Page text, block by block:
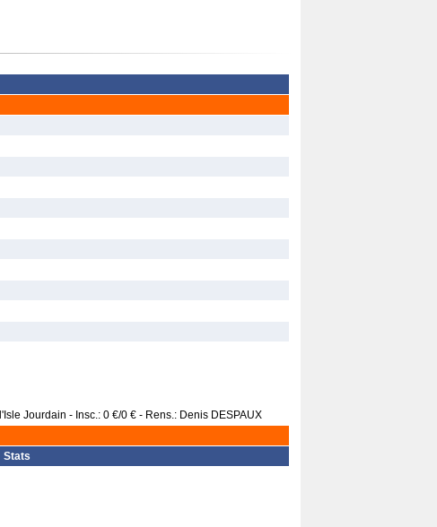
Jourdain - Insc.: 0 €/0 € - Rens.: Denis DESPAUX
Stats